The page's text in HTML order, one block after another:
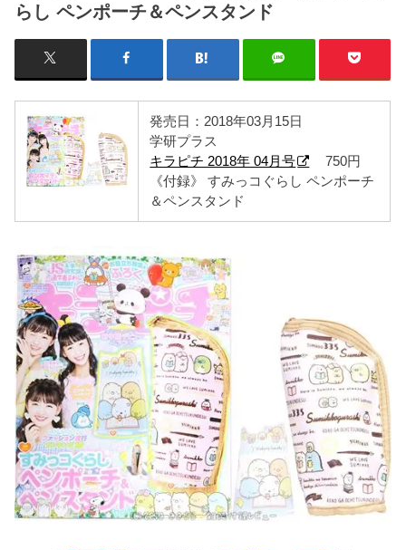
らし ペンポーチ＆ペンスタンド
発売日：2018年03月15日
学研プラス
キラピチ 2018年 04月号
750円
《付録》 すみっコぐらし ペンポーチ
＆ペンスタンド